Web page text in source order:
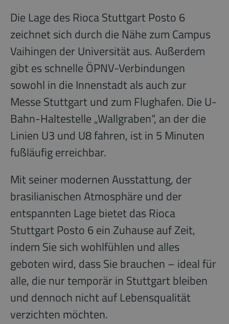
Die Lage des Rioca Stuttgart Posto 6
zeichnet sich durch die Nähe zum Campus
Vaihingen der Universität aus. Außerdem
gibt es schnelle ÖPNV-Verbindungen
sowohl in die Innenstadt als auch zur
Messe Stuttgart und zum Flughafen. Die U-
Bahn-Haltestelle „Wallgraben“, an der die
Linien U3 und U8 fahren, ist in 5 Minuten
fußläufig erreichbar.
Mit seiner modernen Ausstattung, der
brasilianischen Atmosphäre und der
entspannten Lage bietet das Rioca
Stuttgart Posto 6 ein Zuhause auf Zeit,
indem Sie sich wohlfühlen und alles
geboten wird, dass Sie brauchen – ideal für
alle, die nur temporär in Stuttgart bleiben
und dennoch nicht auf Lebensqualität
verzichten möchten.